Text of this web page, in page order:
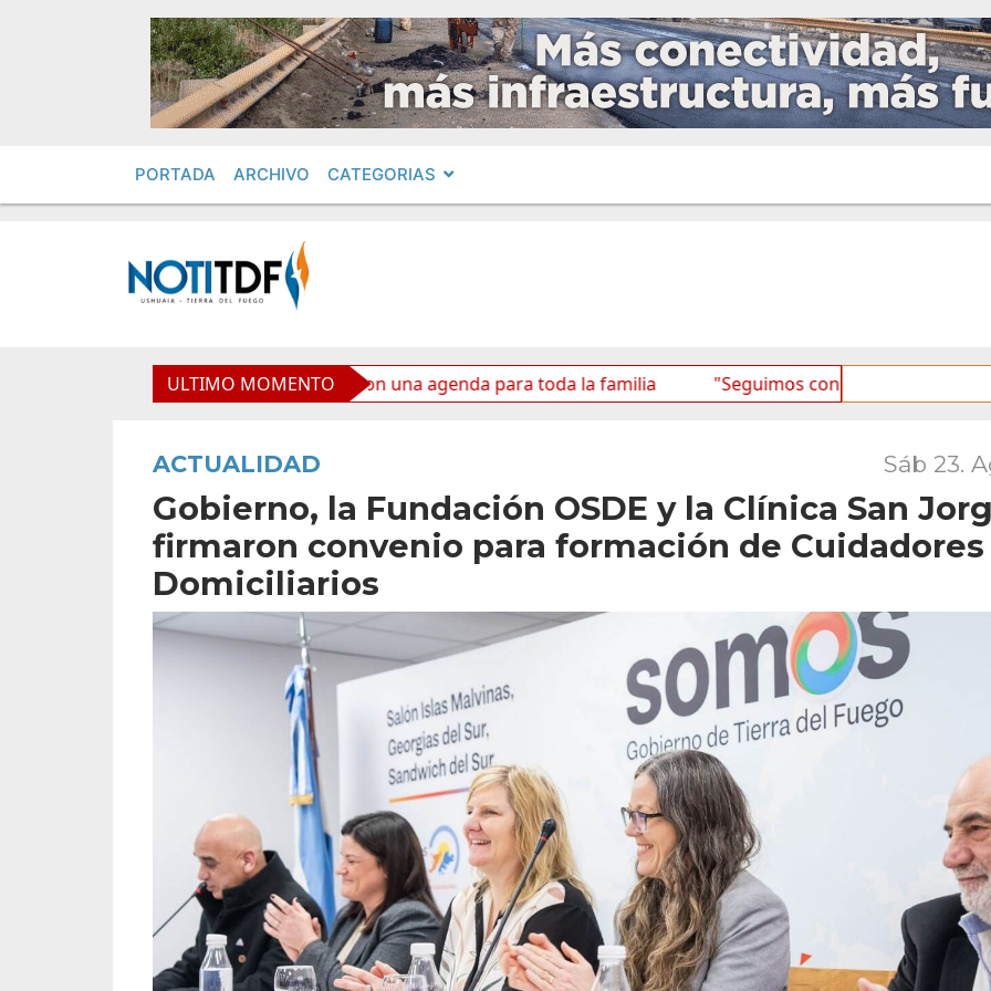
PORTADA ARCHIVO CATEGORIAS
ULTIMO MOMENTO
celebra el Mes de las Infancias con una agenda para toda la familia "Seguimos consolidando al BTF como una
ACTUALIDAD Sáb 23.
Gobierno, la Fundación OSDE y la Clínica San
firmaron convenio para formación de Cuidadores
Domiciliarios